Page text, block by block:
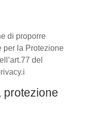
di proporre
per la Protezione
del
protezione